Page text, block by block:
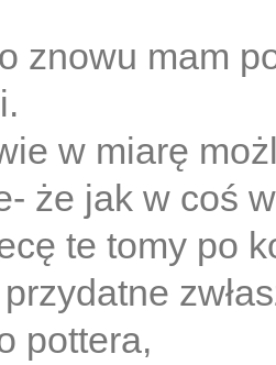
znowu mam
w miarę
że jak w coś
te tomy po
pottera,